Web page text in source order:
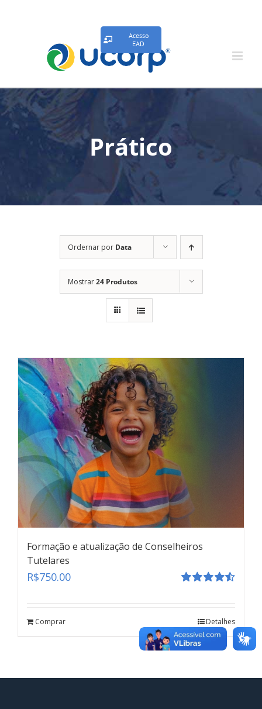
Acesso
EAD
Prático
Ordernar por Data
Mostrar24 Produtos
Formação e atualização de Conselheiros
Tutelares
R$750.00
Comprar Detalhes